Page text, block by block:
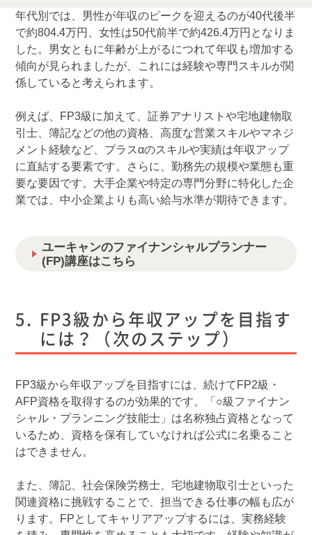
年代別では、男性が年収のピークを迎えるのが40代後半
で約804.4万円、女性は50代前半で約426.4万円となりま
した。男女ともに年齢が上がるにつれて年収も増加する
傾向が見られましたが、これには経験や専門スキルが関
係していると考えられます。
例えば、FP3級に加えて、証券アナリストや宅地建物取
引士、簿記などの他の資格、高度な営業スキルやマネジ
メント経験など、プラスαのスキルや実績は年収アップ
に直結する要素です。さらに、勤務先の規模や業態も重
要な要因です。大手企業や特定の専門分野に特化した企
業では、中小企業よりも高い給与水準が期待できます。
ユーキャンのファイナンシャルプランナー
(FP)講座はこちら
FP3級から年収アップを目指す
には？（次のステップ）
FP3級から年収アップを目指すには、続けてFP2級・
AFP資格を取得するのが効果的です。「○級ファイナン
シャル・プランニング技能士」は名称独占資格となって
いるため、資格を保有していなければ公式に名乗ること
はできません。
また、簿記、社会保険労務士、宅地建物取引士といった
関連資格に挑戦することで、担当できる仕事の幅も広が
ります。FPとしてキャリアアップするには、実務経験